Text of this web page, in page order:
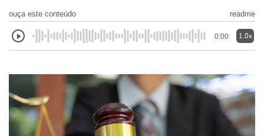
ouça este conteúdo readme
0:00 1.0x